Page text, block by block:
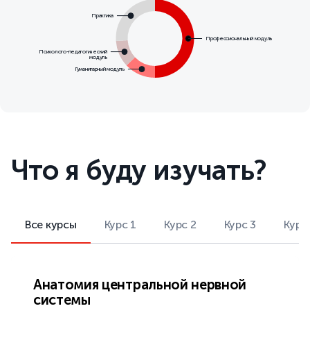
Что я буду изучать?
Все курсы Курс 1 Курс 2 Курс 3
Анатомия центральной нервной
системы